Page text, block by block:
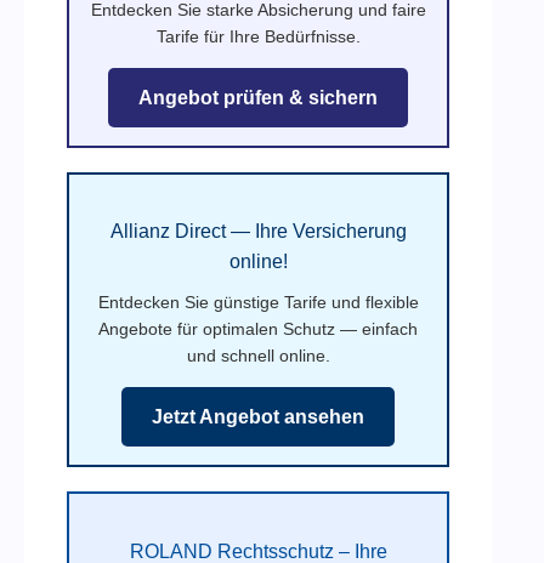
Entdecken Sie starke Absicherung und faire
Tarife für Ihre Bedürfnisse.
Angebot prüfen & sichern
Allianz Direct — Ihre Versicherung
online!
Entdecken Sie günstige Tarife und flexible
Angebote für optimalen Schutz — einfach
und schnell online.
Jetzt Angebot ansehen
ROLAND Rechtsschutz – Ihre